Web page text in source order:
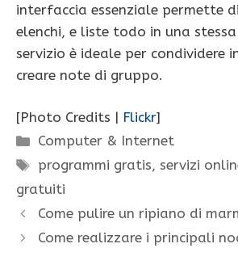
interfaccia essenziale permette
elenchi, e liste todo in una
servizio è ideale per condividere
creare note di gruppo.
[Photo Credits | Flickr]
Categorie
Computer & Internet
Tag
programmi gratis,servizi
gratuiti
Come pulire un ripiano di
Come realizzare i principali